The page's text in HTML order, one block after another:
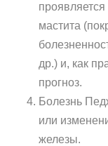
мастита
др.) и, как
прогноз.
Болезнь
или
железы.